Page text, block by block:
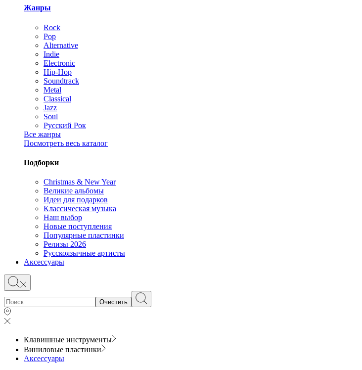
Жанры
Rock
Pop
Alternative
Indie
Electronic
Hip-Hop
Soundtrack
Metal
Classical
Jazz
Soul
Русский Рок
Все жанры
Посмотреть весь каталог
Подборки
Christmas & New Year
Великие альбомы
Идеи для подарков
Классическая музыка
Наш выбор
Новые поступления
Популярные пластинки
Релизы 2026
Русскоязычные артисты
Аксессуары
Очистить
Клавишные инструменты
Виниловые пластинки
Аксессуары